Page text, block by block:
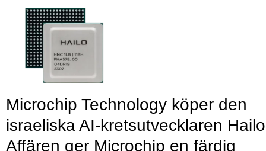
Microchip Technology köper den
israeliska AI-kretsutvecklaren
Affären ger Microchip en färdig